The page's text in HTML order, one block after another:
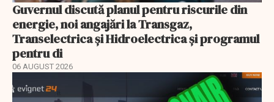
Guvernul discută planul pentru riscurile din
energie, noi angajări la Transgaz,
Transelectrica și Hidroelectrica și programul
pentru di
06 AUGUST 2026